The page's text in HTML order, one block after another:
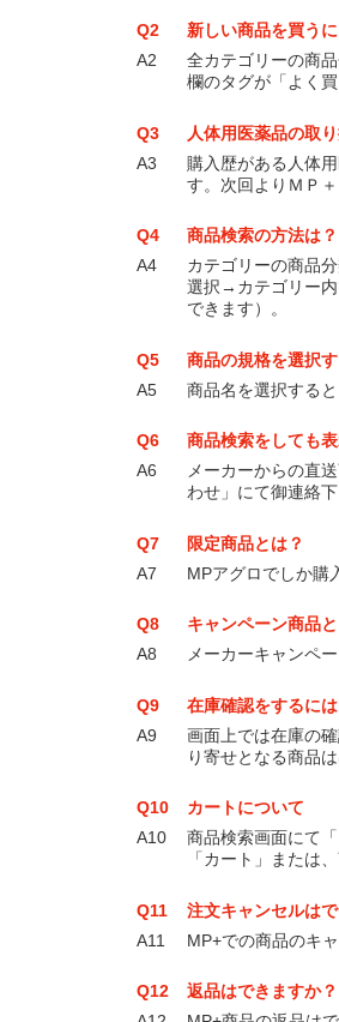
Q2
新しい商品を買うに
A2
全カテゴリーの商
欄のタグが「よく
Q3
人体用医薬品の取
A3
購入歴がある人体
す。次回よりＭＰ
Q4
商品検索の方法は？
A4
カテゴリーの商品
選択→カテゴリー
できます）。
Q5
商品の規格を選択
A5
商品名を選択する
Q6
商品検索をしても
A6
メーカーからの直
わせ」にて御連絡
Q7
限定商品とは？
A7
MPアグロでしか購
Q8
キャンペーン商品と
A8
メーカーキャンペ
Q9
在庫確認をするには
A9
画面上では在庫の
り寄せとなる商品
Q10
カートについて
A10
商品検索画面にて
「カート」または
Q11
注文キャンセルは
A11
MP+での商品のキ
Q12
返品はできますか？